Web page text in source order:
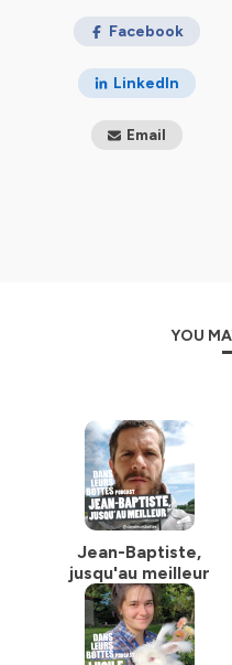
Facebook
LinkedIn
Email
YOU
Jean-Baptiste,
jusqu'au meilleur